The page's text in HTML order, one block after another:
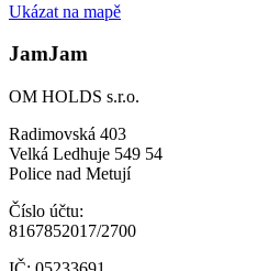
Ukázat na mapě
JamJam
OM HOLDS s.r.o.
Radimovská 403
Velká Ledhuje 549 54
Police nad Metují
Číslo účtu:
8167852017/2700